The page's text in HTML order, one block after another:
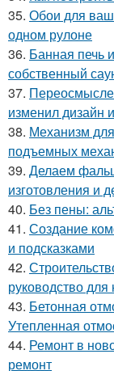
35. Обои для
одном рулоне
36. Банная печь
собственный
37.
изменил дизайн
38. Механизм
подъемных
39. Делаем
изготовления и
40. Без пены:
41. Создание
и подсказками
42.
руководство
43. Бетонная
Утепленная
44. Ремонт в
ремонт